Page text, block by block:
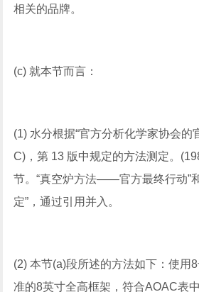
相关的品牌。
(c) 就本节而言：
(1) 水分根据“官方分析化学家协会的
C)，第 13 版中规定的方法测定。
节。“真空炉方法——官方最终行动”
定”，通过引用并入。
(2) 本节(a)段所述的方法如下：使用
准的8英寸全高框架，符合AOAC表